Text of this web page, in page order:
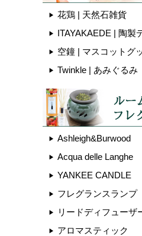
花鶏 | 天然石雑貨
ITAYAKAEDE | 陶製
空鐘 | マスコットグ
Twinkle | あみぐるみ
Ashleigh&Burwood
Acqua delle Langhe
YANKEE CANDLE
フレグランスランプ
リードディフューザ
アロマスティック